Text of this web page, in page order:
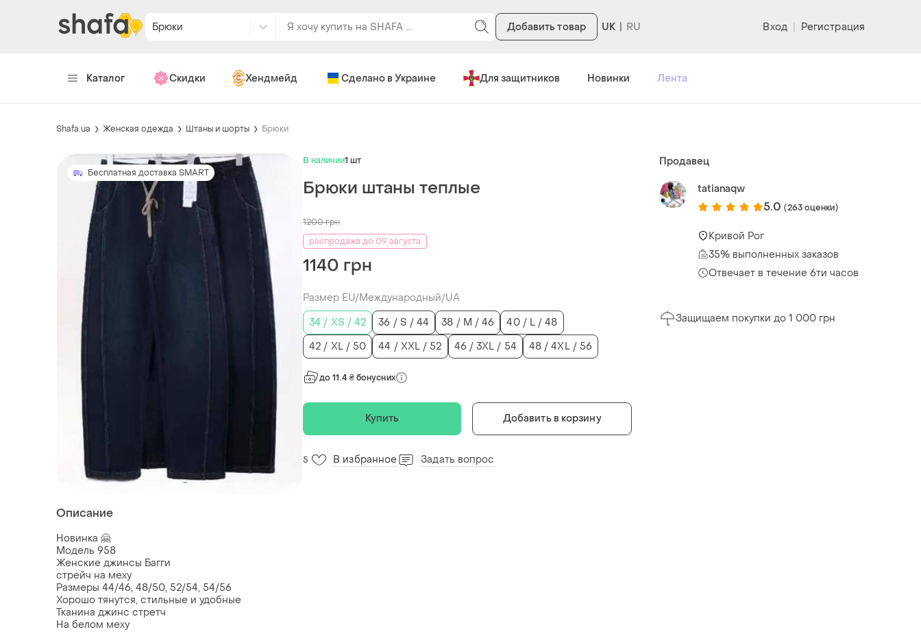
Брюки Добавить товар UK Вход | Регистрация
Каталог Скидки Хендмейд Сделано в Украине Для защитников Новинки Лента
Shafa.ua Женская одежда Штаны и шорты Брюки
Бесплатная доставка SMART
В наличии1 шт
Брюки штаны теплые
1200грн
распродажа до 09 августа
1140 грн
Размер EU/Международный/UA
34 / XS / 42
36 / S / 44 38 / M / 46
40 / L / 48
42 / XL / 50
44 / XXL / 52 46 / 3XL / 54 48 / 4XL / 56
до 11.4 ₴ бонусних
Купить Добавить в корзину
5 В избранное Задать вопрос
Описание
Новинка 🤗
Модель 958
Женские джинсы Багги
стрейч на меху
Размеры 44/46, 48/50, 52/54, 54/56
Хорошо тянутся, стильные и удобные
Тканина джинс стретч
На белом меху
Продавец
tatianaqw
5.0 (263 оценки)
Кривой Рог
35% выполненных заказов
Отвечает в течение 6ти часов
Защищаем покупки до 1 000 грн